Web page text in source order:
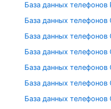
База данных
База данных
База данных телефонов
База данных
База данных телефонов
База данных телефонов
База данных телефонов